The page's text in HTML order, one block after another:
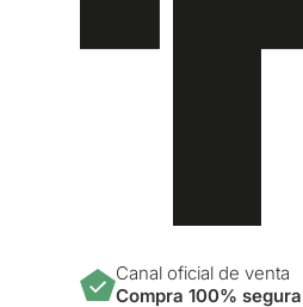
Canal oficial de venta
Compra 100% segura